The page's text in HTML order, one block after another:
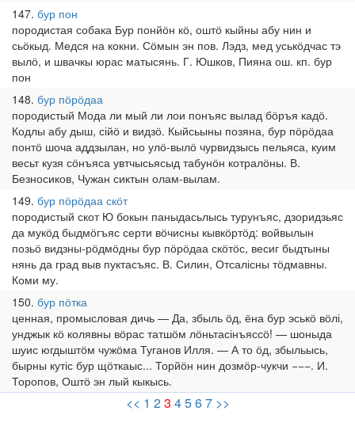
147 бур пон
породистая собака Бур понйӧн кӧ, оштӧ кыйны абу нин и
сьӧкыд. Медся на кокни. Сӧмын эн пов. Лэдз, мед уськӧдчас тэ
вылӧ, и швачкы юрас матысянь. Г. Юшков, Пияна ош. кп. бур
пон
148 бур пӧрӧдаа
породистый Мода ли мый ли лои понъяс вылад бӧръя кадӧ.
Кодлы абу дыш, сійӧ и видзӧ. Кыйсьыны позяна, бур пӧрӧдаа
понтӧ шоча аддзылан, но улӧ-вылӧ чурвидзысь пельяса, куим
весьт кузя сӧнъяса увтчысьясыд табунӧн котралӧны. В.
Безносиков, Чужан сиктын олам-вылам.
149 бур пӧрӧдаа скӧт
породистый скот Ю бокын паныдасьлысь турунъяс, дзоридзьяс
да мукӧд быдмӧгъяс серти вӧчисны кывкӧртӧд: войвылын
позьӧ видзны-рӧдмӧдны бур пӧрӧдаа скӧтӧс, весиг быдтыны
нянь да град выв пуктасъяс. В. Силин, Отсалісны тӧдмавны.
Коми му.
150 бур пӧтка
ценная, промысловая дичь — Да, збыль ӧд, ёна бур эськӧ вӧлі,
унджык кӧ колявны вӧрас татшӧм лӧньтасінъяссӧ! — шоныда
шуис югдыштӧм чужӧма Туганов Илля. — А то ӧд, збыльысь,
бырны кутіс бур щӧткаыс... Торйӧн нин дозмӧр-чукчи −−−. И.
Торопов, Оштӧ эн лый кыкысь.
<< 1 23 4567 >>